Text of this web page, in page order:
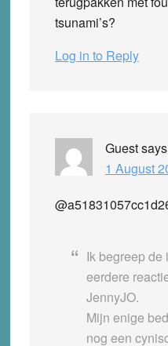
tsunami’s?
Log in to Reply
Guestsays
1 August
Ik begreep de
eerdere
JennyJO.
Mijn enige
nog een